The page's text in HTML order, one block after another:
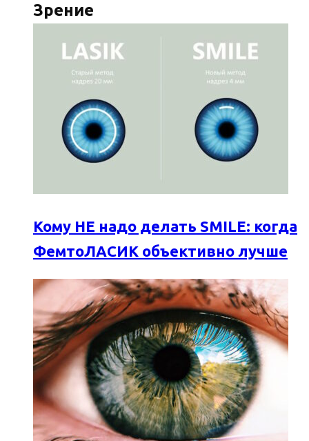
Зрение
Кому НЕ надо делать SMILE: когда
ФемтоЛАСИК объективно лучше